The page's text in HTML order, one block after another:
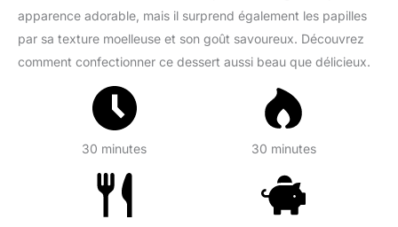
apparence adorable, mais il surprend également les papilles
par sa texture moelleuse et son goût savoureux. Découvrez
comment confectionner ce dessert aussi beau que délicieux.
30 minutes 30 minutes